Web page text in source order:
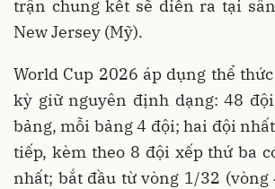
trận chung kết sẽ diễn ra tại
New Jersey (Mỹ).
World Cup 2026 áp dụng thể
kỳ giữ nguyên định dạng: 48
bảng, mỗi bảng 4 đội; hai đội
tiếp, kèm theo 8 đội xếp thứ ba
nhất; bắt đầu từ vòng 1/32